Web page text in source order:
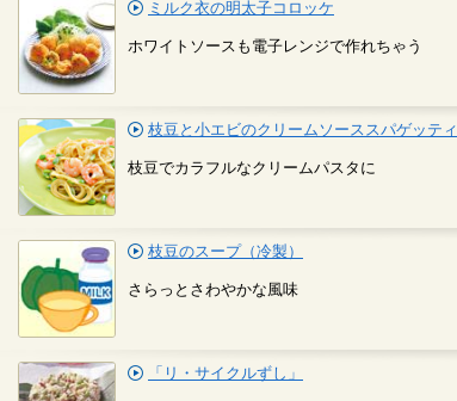
ミルク衣の明太子コロッケ
ホワイトソースも電子レンジで作れちゃう
枝豆と小エビのクリームソーススパゲッティ
枝豆でカラフルなクリームパスタに
枝豆のスープ（冷製）
さらっとさわやかな風味
「リ・サイクルずし」